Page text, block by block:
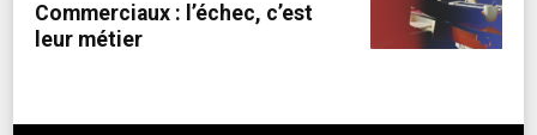
Commerciaux : l’échec, c’est
leur métier